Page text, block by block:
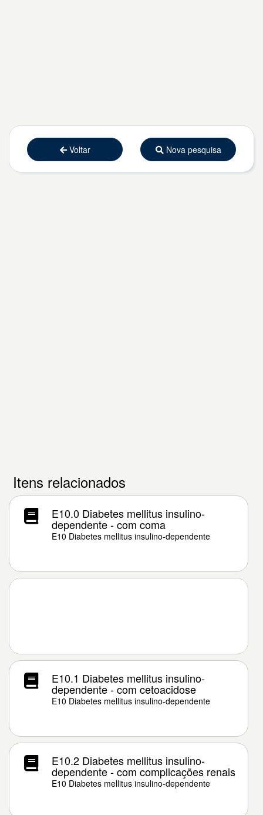
Voltar Nova pesquisa
Itens relacionados
E10.0 Diabetes mellitus insulino-
dependente - com coma
E10 Diabetes mellitus insulino-dependente
E10.1 Diabetes mellitus insulino-
dependente - com cetoacidose
E10 Diabetes mellitus insulino-dependente
E10.2 Diabetes mellitus insulino-
dependente - com complicações renais
E10 Diabetes mellitus insulino-dependente